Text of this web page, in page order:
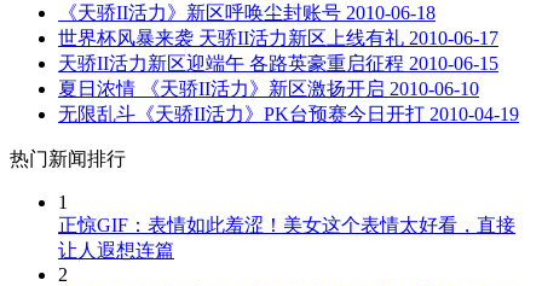
《天骄II活力》新区呼唤尘封账号 2010-06-18
世界杯风暴来袭 天骄II活力新区上线有礼 2010-06-17
天骄II活力新区迎端午 各路英豪重启征程 2010-06-15
夏日浓情 《天骄II活力》新区激扬开启 2010-06-10
无限乱斗《天骄II活力》PK台预赛今日开打 2010-04-19
热门新闻排行
1
正惊GIF：表情如此羞涩！美女这个表情太好看，直接
让人遐想连篇
2